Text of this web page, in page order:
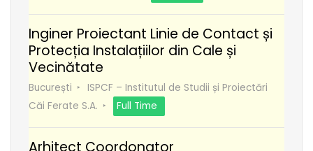
Inginer Proiectant Linie de Contact și
Protecția Instalațiilor din Cale și
Vecinătate
București
ISPCF – Institutul de Studii și Proiectări
Căi Ferate S.A.
Full Time
Arhitect Coordonator